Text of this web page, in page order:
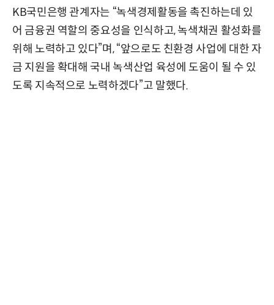
KB국민은행 관계자는 “녹색경제활동을 촉진하는데 있
어 금융권 역할의 중요성을 인식하고, 녹색채권 활성화를
위해 노력하고 있다”며, “앞으로도 친환경 사업에 대한 자
금 지원을 확대해 국내 녹색산업 육성에 도움이 될 수 있
도록 지속적으로 노력하겠다”고 말했다.